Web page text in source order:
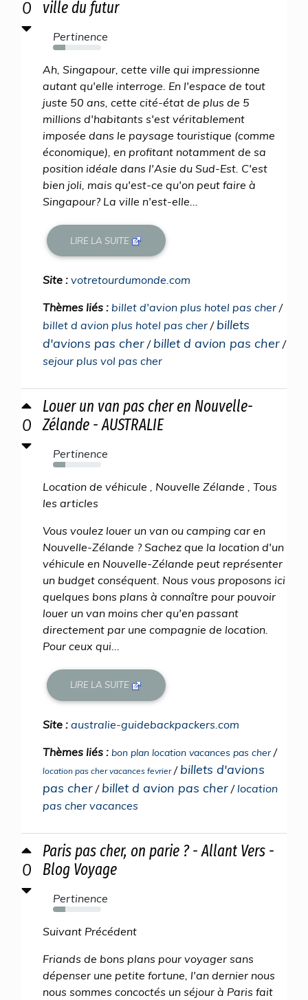
0 ville du futur
Pertinence
26%
Ah, Singapour, cette ville qui impressionne
autant qu'elle interroge. En l'espace de tout
juste 50 ans, cette cité-état de plus de 5
millions d'habitants s'est véritablement
imposée dans le paysage touristique (comme
économique), en profitant notamment de sa
position idéale dans l'Asie du Sud-Est. C'est
bien joli, mais qu'est-ce qu'on peut faire à
Singapour? La ville n'est-elle...
LIRE LA SUITE
Site : votretourdumonde.com
Thèmes liés : billet d'avion plus hotel pas cher /
billet d avion plus hotel pas cher / billets
d'avions pas cher / billet d avion pas cher /
sejour plus vol pas cher
0
Louer un van pas cher en Nouvelle-
Zélande - AUSTRALIE
Pertinence
26%
Location de véhicule , Nouvelle Zélande , Tous
les articles
Vous voulez louer un van ou camping car en
Nouvelle-Zélande ? Sachez que la location d'un
véhicule en Nouvelle-Zélande peut représenter
un budget conséquent. Nous vous proposons ici
quelques bons plans à connaître pour pouvoir
louer un van moins cher qu'en passant
directement par une compagnie de location.
Pour ceux qui...
LIRE LA SUITE
Site : australie-guidebackpackers.com
Thèmes liés : bon plan location vacances pas cher/
location pas cher vacances fevrier/ billets d'avions
pas cher / billet d avion pas cher / location
pas cher vacances
0
Paris pas cher, on parie ? - Allant Vers -
Blog Voyage
Pertinence
26%
Suivant Précédent
Friands de bons plans pour voyager sans
dépenser une petite fortune, l'an dernier nous
nous sommes concoctés un séjour à Paris fait